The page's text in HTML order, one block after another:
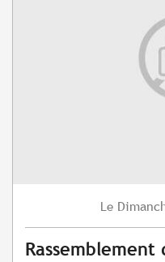
Le